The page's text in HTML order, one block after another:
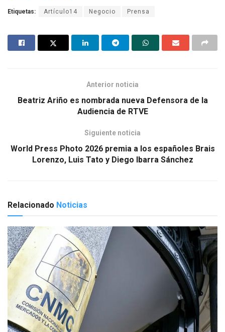
ce
b
o
tt
er
m
p
ar
Etiquetas: Artículo14 Negocio Prensa
Anterior noticia
Beatriz Ariño es nombrada nueva Defensora de la
Audiencia de RTVE
Siguiente noticia
World Press Photo 2026 premia a los españoles Brais
Lorenzo, Luis Tato y Diego Ibarra Sánchez
Relacionado Noticias